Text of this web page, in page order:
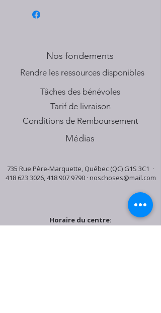
Nos fondements
​Rendre les ressources disponibles
Tâches des bénévoles
Tarif de livraison
Conditions de Remboursement
Médias
735 Rue Père-Marquette, Québec (QC) G1S 3C1 ·
418 623 3026,418 907 9790· noschoses@mail.com
Horaire du centre: